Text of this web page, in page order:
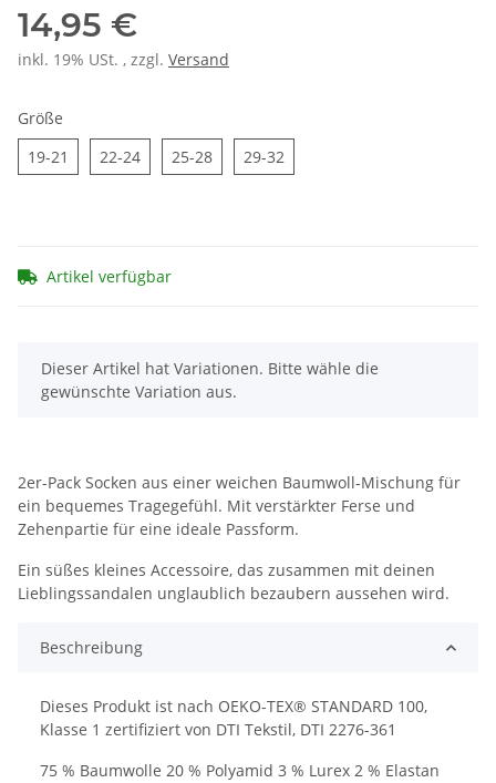
14,95 €
inkl. 19% USt. , zzgl. Versand
Größe
19-21
19-2122-2422-2425-2825-2829-32
Artikel verfügbar
x
Dieser Artikel hat Variationen. Bitte wähle die
gewünschte Variation aus.
2er-Pack Socken aus einer weichen Baumwoll-Mischung für
ein bequemes Tragegefühl. Mit verstärkter Ferse und
Zehenpartie für eine ideale Passform.
Ein süßes kleines Accessoire, das zusammen mit deinen
Lieblingssandalen unglaublich bezaubern aussehen wird.
Beschreibung
Dieses Produkt ist nach OEKO-TEX® STANDARD 100,
Klasse 1 zertifiziert von DTI Tekstil, DTI 2276-361
75 % Baumwolle 20 % Polyamid 3 % Lurex 2 % Elastan